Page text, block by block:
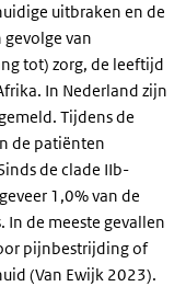
uitbraken en de
van
tot) zorg, de leeftijd
In Nederland zijn
Tijdens de
de patiënten
de clade IIb-
1,0% van de
de meeste gevallen
pijnbestrijding of
(Van Ewijk 2023).